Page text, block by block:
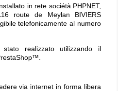
in rete sociétà PHPNET,
route de Meylan BIVIERS
telefonicamente al numero
realizzato utilizzando il
via internet in forma libera